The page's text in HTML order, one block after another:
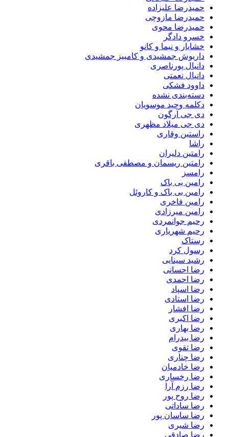
حمیدرضا علیزاده
حمیدرضا مازوچی
حمیدرضا محوی
خسرو دادگر
خشایار و نیما و کانو
داریوش جمشیدی و کامبیز جمشیدی
دانیال پورناصری
دانیال نعمتی
داوود فشکی
دسته‌بندی نشده
دکلمه وحید موسویان
دی جی آرگون
دی جی میلاد مظهری
راستین وقاری
راشا
رامتین دلیران
رامتین ریسمان و مصطفی باقری
رامسز
رامین بی باک
رامین بی باک و کاروئل
رامین فاخری
رامین میرزادی
رحیم جوانمردی
رحیم شهریاری
رستاک
رسول کرد
رشید سینایی
رضا احسانی
رضا احمدی
رضا اسپاد
رضا استادی
رضا افشار
رضا اکبری
رضا بهاری
رضا بیدرام
رضا تقوی
رضا چناری
رضا خادمیان
رضا رخساری
رضا رزم آرا
رضا روح پور
رضا ساداتی
رضا ساسان پور
رضا شیری
رضا صادقی